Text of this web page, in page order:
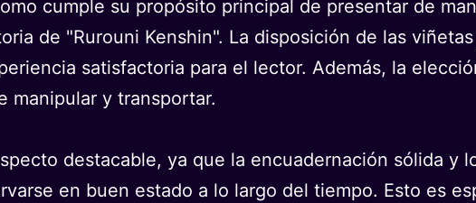
cumple su propósito principal de presentar de
de "Rurouni Kenshin". La disposición de las
satisfactoria para el lector. Además, la
manipular y transportar.
destacable, ya que la encuadernación sólida y
en buen estado a lo largo del tiempo. Esto es